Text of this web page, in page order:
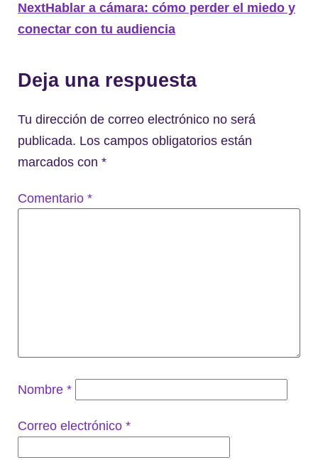
NextHablar a cámara: cómo perder el miedo y
conectar con tu audiencia
Deja una respuesta
Tu dirección de correo electrónico no será
publicada. Los campos obligatorios están
marcados con *
Comentario *
Nombre *
Correo electrónico *